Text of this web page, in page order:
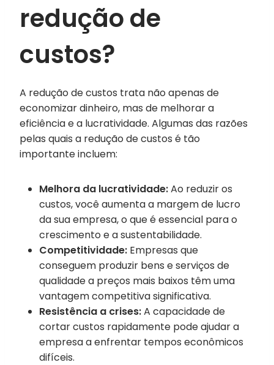
redução de
custos?
A redução de custos trata não apenas de
economizar dinheiro, mas de melhorar a
eficiência e a lucratividade. Algumas das razões
pelas quais a redução de custos é tão
importante incluem:
Melhora da lucratividade:Ao reduzir os
custos, você aumenta a margem de lucro
da sua empresa, o que é essencial para o
crescimento e a sustentabilidade.
Competitividade: Empresas que
conseguem produzir bens e serviços de
qualidade a preços mais baixos têm uma
vantagem competitiva significativa.
Resistência a crises:A capacidade de
cortar custos rapidamente pode ajudar a
empresa a enfrentar tempos econômicos
difíceis.